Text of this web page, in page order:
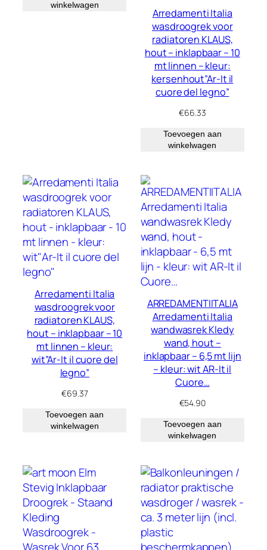
winkelwagen
Arredamenti Italia
wasdroogrek voor
radiatoren KLAUS,
hout – inklapbaar – 10
mt linnen – kleur:
kersenhout”Ar-It il
cuore del legno”
€66.33
Toevoegen aan
winkelwagen
Arredamenti Italia
wasdroogrek voor
radiatoren KLAUS,
hout – inklapbaar – 10
mt linnen – kleur:
wit”Ar-It il cuore del
legno”
€69.37
Toevoegen aan
winkelwagen
ARREDAMENTIITALIA
Arredamenti Italia
wandwasrek Kledy
wand, hout –
inklapbaar – 6,5 mt lijn
– kleur: wit AR-It il
Cuore…
€54.90
Toevoegen aan
winkelwagen